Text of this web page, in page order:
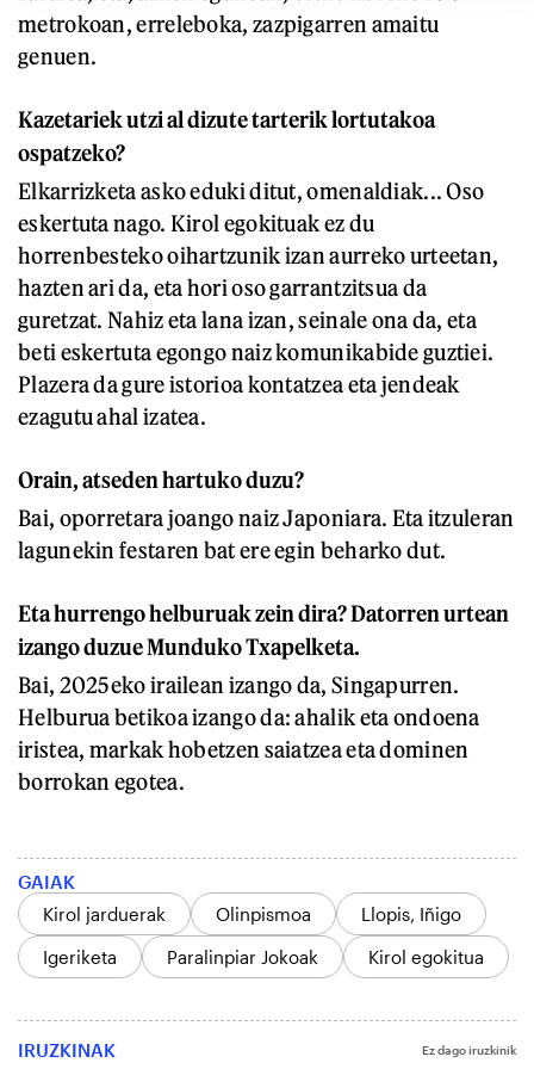
metrokoan, erreleboka, zazpigarren amaitu
genuen.
Kazetariek utzi al dizute tarterik lortutakoa
ospatzeko?
Elkarrizketa asko eduki ditut, omenaldiak... Oso
eskertuta nago. Kirol egokituak ez du
horrenbesteko oihartzunik izan aurreko urteetan,
hazten ari da, eta hori oso garrantzitsua da
guretzat. Nahiz eta lana izan, seinale ona da, eta
beti eskertuta egongo naiz komunikabide guztiei.
Plazera da gure istorioa kontatzea eta jendeak
ezagutu ahal izatea.
Orain, atseden hartuko duzu?
Bai, oporretara joango naiz Japoniara. Eta itzuleran
lagunekin festaren bat ere egin beharko dut.
Eta hurrengo helburuak zein dira? Datorren urtean
izango duzue Munduko Txapelketa.
Bai, 2025eko irailean izango da, Singapurren.
Helburua betikoa izango da: ahalik eta ondoena
iristea, markak hobetzen saiatzea eta dominen
borrokan egotea.
GAIAK
Kirol jarduerak
Olinpismoa
Llopis, Iñigo
Igeriketa
Paralinpiar Jokoak Kirol egokitua
IRUZKINAK Ez dago iruzkinik